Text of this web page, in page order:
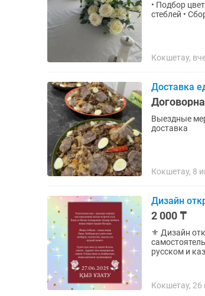
• Подбор цветов,
Кокшетау,
Доставка
Выездные
доставка
Кокшетау, 8
Дизайн
2 000 ₸
⚜️ Дизайн
самостоятельной распечатки
русском и
Кокшетау, 26